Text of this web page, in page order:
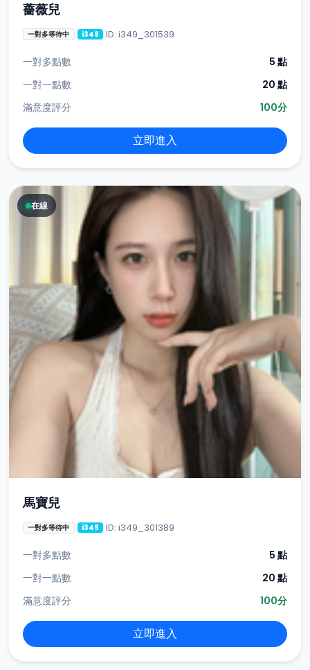
薔薇兒
一對多等待中 i349 ID: i349_301539
一對多點數
5 點
一對一點數
20 點
滿意度評分
100分
立即進入
在線
馬寶兒
一對多等待中 i349 ID: i349_301389
一對多點數
5 點
一對一點數
20 點
滿意度評分
100分
立即進入